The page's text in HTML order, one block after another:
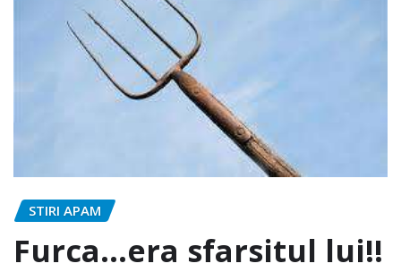
STIRI APAM
Furca…era sfarsitul lui!!